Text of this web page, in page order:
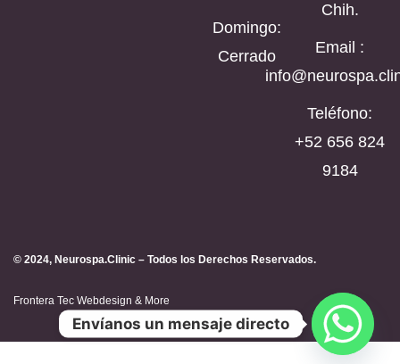
Domingo:
Cerrado
Chih.
Email :
Teléfono:
‪+52 656 824
9184‬
© 2024, Neurospa.Clinic – Todos los Derechos Reservados.
Frontera Tec Webdesign & More
Envíanos un mensaje directo